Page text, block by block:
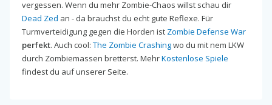
vergessen. Wenn du mehr Zombie-Chaos willst schau dir
Dead Zed an - da brauchst du echt gute Reflexe. Für
Turmverteidigung gegen die Horden ist Zombie Defense War
perfekt. Auch cool: The Zombie Crashingwo du mit nem LKW
durch Zombiemassen bretterst. MehrKostenlose Spiele
findest du auf unserer Seite.